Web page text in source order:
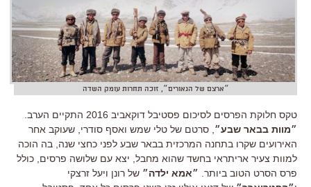
״ארצם של הנאורים״, זוכה תחרות עומק השדה
טקס חלוקת הפרסים לסיכום פסטיבל דוקאביב 2016 התקיים הערב.
״מוות בבאר שבע״ , סרטם של טלי שמש ואסף סודרי, שעוקב אחר
האירועים שקרו בתחנה המרכזית בבאר שבע לפני כחצי שנה, בה הוכה
למוות צעיר אריתראי בחשד שהוא מחבל, יצא עם שלושה פרסים, כולל
פרס הסרט הטוב ביותר. ״אמא ילדה״ של רונן ויעל זרצקי